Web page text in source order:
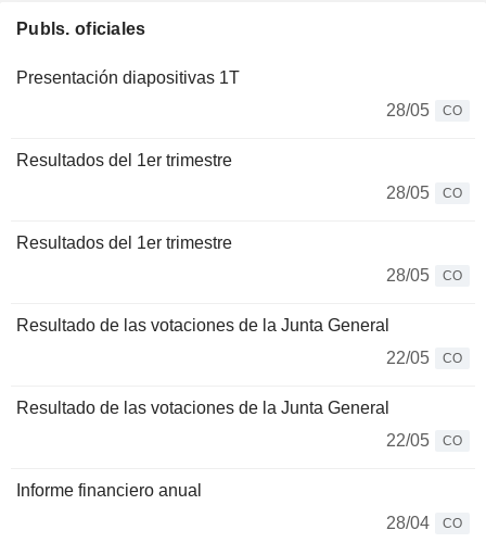
Publs. oficiales
Presentación diapositivas 1T
28/05
CO
Resultados del 1er trimestre
28/05
CO
Resultados del 1er trimestre
28/05
CO
Resultado de las votaciones de la Junta General
22/05
CO
Resultado de las votaciones de la Junta General
22/05
CO
Informe financiero anual
28/04
CO